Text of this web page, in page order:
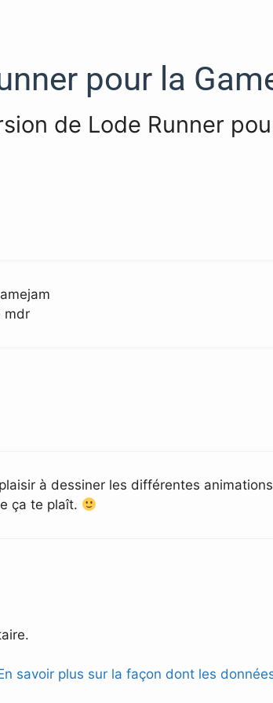
pour la
de Lode Runner
mdr
à dessiner les différentes
ça te plaît.
savoir plus sur la façon dont les